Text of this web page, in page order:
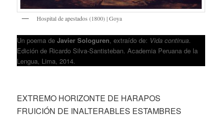
Hospital de apestados (1800) | Goya
Un poema deJavier Sologuren, extraído de: Vida continua.
Edición de Ricardo Silva-Santisteban. Academia Peruana de la
Lengua, Lima, 2014.
EXTREMO HORIZONTE DE HARAPOS
FRUICIÓN DE INALTERABLES ESTAMBRES